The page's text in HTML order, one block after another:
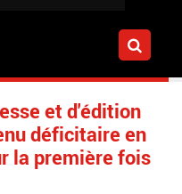
et d'édition
déficitaire en
la première fois